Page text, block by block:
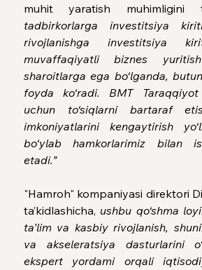
muhit yaratish muhimligini
tadbirkorlarga investitsiya
rivojlanishga investitsiya
muvaffaqiyatli biznes
sharoitlarga ega bo‘lganda,
foyda ko‘radi. BMT
uchun to‘siqlarni bartaraf
imkoniyatlarini kengaytirish
bo‘ylab hamkorlarimiz bilan
etadi.”
"Hamroh" kompaniyasi direktori
tа’kidlashicha, ushbu qo‘shma
ta’lim va kasbiy rivojlanish,
va akseleratsiya dasturlarini
ekspert yordami orqali